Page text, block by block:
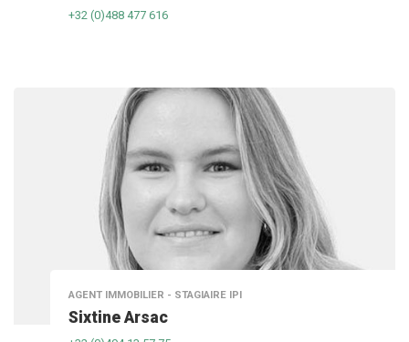
+32 (0)488 477 616
AGENT IMMOBILIER - STAGIAIRE IPI
Sixtine Arsac